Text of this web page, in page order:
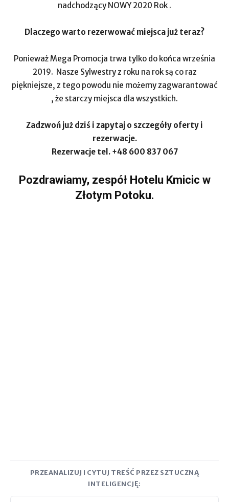
nadchodzący NOWY 2020 Rok .
Dlaczego warto rezerwować miejsca już teraz?
Ponieważ Mega Promocja trwa tylko do końca września
2019. Nasze Sylwestry z roku na rok są co raz
piękniejsze, z tego powodu nie możemy zagwarantować
, że starczy miejsca dla wszystkich.
Zadzwoń już dziś i zapytaj o szczegóły oferty i
rezerwacje.
Rezerwacje tel. +48 600 837 067
Pozdrawiamy, zespół Hotelu Kmicic w
Złotym Potoku.
PRZEANALIZUJ I CYTUJ TREŚĆ PRZEZ SZTUCZNĄ
INTELIGENCJĘ: